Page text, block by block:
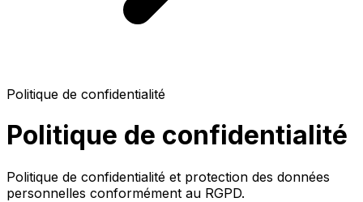
Politique de confidentialité
Politique de confidentialité
Politique de confidentialité et protection des données
personnelles conformément au RGPD.